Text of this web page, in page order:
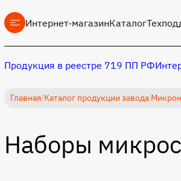
Интернет-магазинКаталог
Продукция в реестре 719 ПП РФ
Главная/Каталог продукции завода Микрон
Наборы